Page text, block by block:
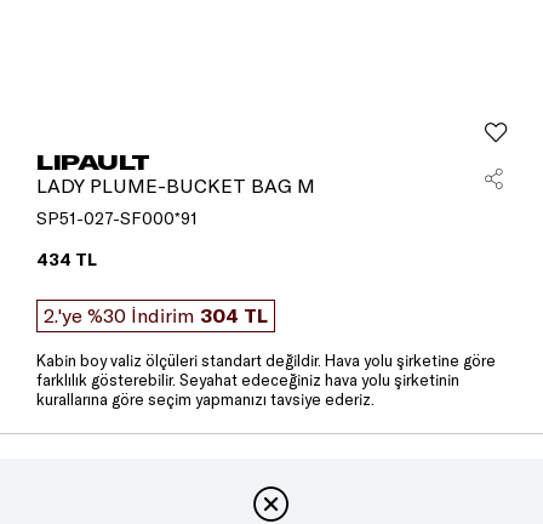
LIPAULT
LADY PLUME-BUCKET BAG M
SP51-027-SF000*91
434 TL
2.'ye %30 İndirim 304 TL
Kabin boy valiz ölçüleri standart değildir. Hava yolu şirketine göre
farklılık gösterebilir. Seyahat edeceğiniz hava yolu şirketinin
kurallarına göre seçim yapmanızı tavsiye ederiz.